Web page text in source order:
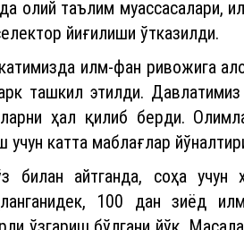
илм-фан ривожига
ташкил этилди.
ҳал қилиб берди.
учун катта маблағлар
билан айтганда, соҳа учун
100 дан зиёд
ўзгариш бўлгани йўқ.
Инновация вазирлиги